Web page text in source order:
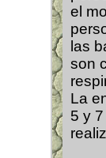
el
las
son
La
5 y